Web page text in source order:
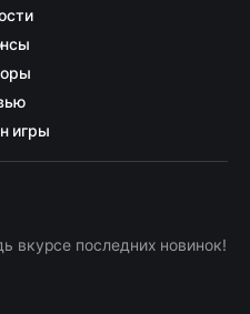
игры
вкурсе последних новинок!